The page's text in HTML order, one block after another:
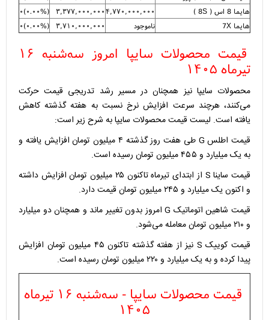
هایما 8 اس ( 8S )
۴,۷۷۰,۰۰۰,۰۰۰۳,۳۷۷,۰۰۰,۰۰۰ (۰.۰۰%)۰
هایما 7X
ناموجود ۳,۷۱۰,۰۰۰,۰۰۰ (۰.۰۰%)۰
قیمت محصولات سایپا امروز سه‌شنبه ۱۶
تیرماه ۱۴۰۵
محصولات سایپا نیز همچنان در مسیر رشد تدریجی قیمت حرکت
می‌کنند، هرچند سرعت افزایش نرخ نسبت به هفته گذشته کاهش
یافته است. لیست قیمت محصولات سایپا به شرح زیر است:
قیمت اطلس G طی هفت روز گذشته ۴ میلیون تومان افزایش یافته و
به یک میلیارد و ۴۵۵ میلیون تومان رسیده است.
قیمت ساینا S از ابتدای تیرماه تاکنون ۲۵ میلیون تومان افزایش داشته
و اکنون یک میلیارد و ۲۴۵ میلیون تومان قیمت دارد.
قیمت شاهین اتوماتیک G امروز بدون تغییر ماند و همچنان دو میلیارد
و ۲۱۰ میلیون تومان معامله می‌شود.
قیمت کوییک S نیز از هفته گذشته تاکنون ۴۵ میلیون تومان افزایش
پیدا کرده و به یک میلیارد و ۲۲۰ میلیون تومان رسیده است.
قیمت محصولات سایپا - سه‌شنبه ۱۶ تیرماه
۱۴۰۵